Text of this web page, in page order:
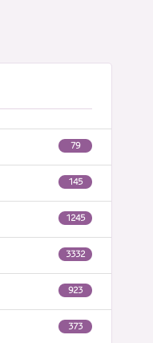
79
145
1245
3332
923
373